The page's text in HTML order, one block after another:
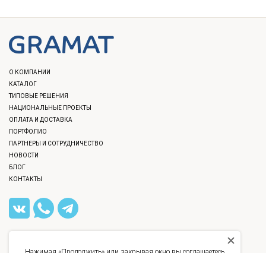
О КОМПАНИИ
КАТАЛОГ
ТИПОВЫЕ РЕШЕНИЯ
НАЦИОНАЛЬНЫЕ ПРОЕКТЫ
ОПЛАТА И ДОСТАВКА
ПОРТФОЛИО
ПАРТНЕРЫ И СОТРУДНИЧЕСТВО
НОВОСТИ
БЛОГ
КОНТАКТЫ
INFO@GRAMAT.RU